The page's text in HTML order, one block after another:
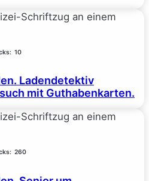
10
Ladendetektiv
mit Guthabenkarten.
260